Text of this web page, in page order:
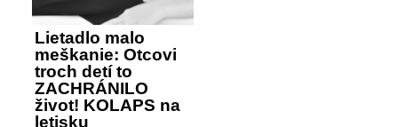
Lietadlo malo
meškanie: Otcovi
troch detí to
ZACHRÁNILO
život! KOLAPS na
letisku